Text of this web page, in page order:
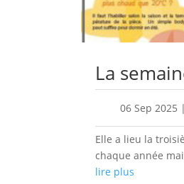
La
06 Sep 2025
Elle a lieu la
chaque année
lire plus